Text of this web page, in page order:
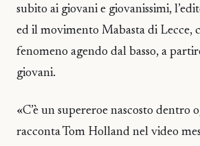
subito ai giovani e giovanissimi,
ed il movimento Mabasta di Lecce,
fenomeno agendo dal basso, a
giovani.
«C’è un supereroe nascosto dentro
racconta Tom Holland nel video